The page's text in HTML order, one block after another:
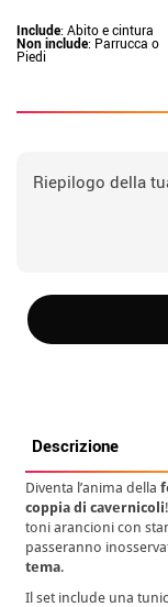
Include: Abito e cintura
Non include: Parrucca o
Piedi
Riepilogo della
Descrizione
Diventa l’anima della
coppia di cavernicoli
toni arancioni con
passeranno
tema.
Il set include una